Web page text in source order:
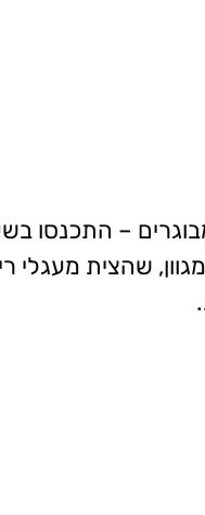
– התכנסו
שהצית מעגלי